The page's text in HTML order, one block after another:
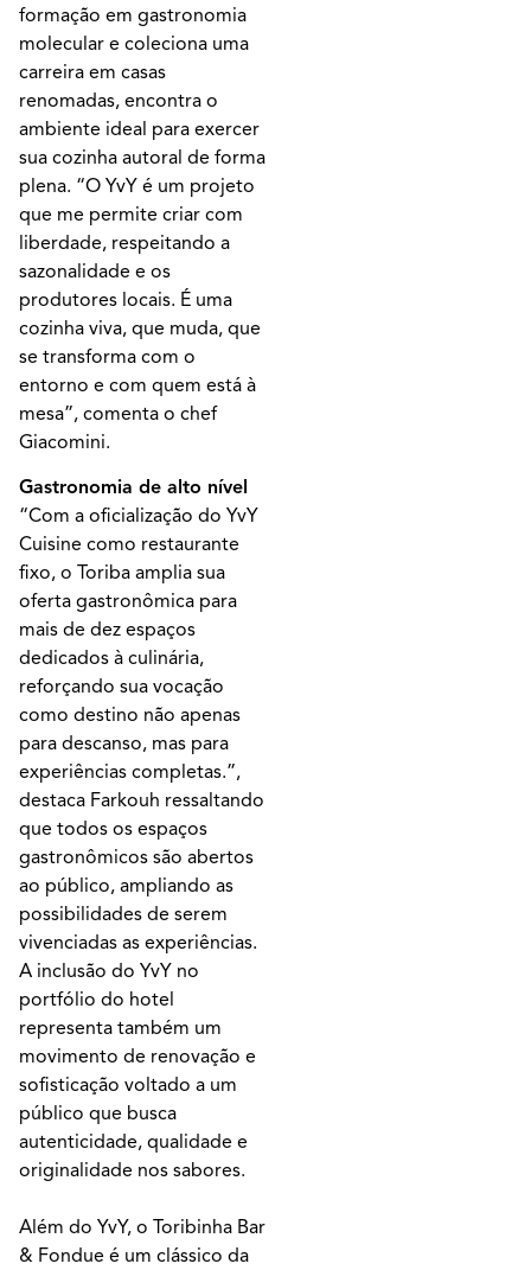
formação em gastronomia
molecular e coleciona uma
carreira em casas
renomadas, encontra o
ambiente ideal para exercer
sua cozinha autoral de forma
plena. “O YvY é um projeto
que me permite criar com
liberdade, respeitando a
sazonalidade e os
produtores locais. É uma
cozinha viva, que muda, que
se transforma com o
entorno e com quem está à
mesa”, comenta o chef
Giacomini.
Gastronomia de alto nível
“Com a oficialização do YvY
Cuisine como restaurante
fixo, o Toriba amplia sua
oferta gastronômica para
mais de dez espaços
dedicados à culinária,
reforçando sua vocação
como destino não apenas
para descanso, mas para
experiências completas.”,
destaca Farkouh ressaltando
que todos os espaços
gastronômicos são abertos
ao público, ampliando as
possibilidades de serem
vivenciadas as experiências.
A inclusão do YvY no
portfólio do hotel
representa também um
movimento de renovação e
sofisticação voltado a um
público que busca
autenticidade, qualidade e
originalidade nos sabores.
Além do YvY, o Toribinha Bar
& Fondue é um clássico da